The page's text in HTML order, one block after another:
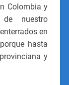
Colombia y
nuestro
en
hasta
y